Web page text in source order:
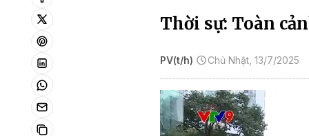
Thời sự: Toàn
PV(t/h) Chủ Nhật, 13/7/2025